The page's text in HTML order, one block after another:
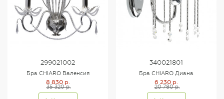
299021002
Бра CHIARO Валенсия
8 830 р.
35 320 р.
340021801
Бра CHIARO Диана
6 230 р.
20 780 р.